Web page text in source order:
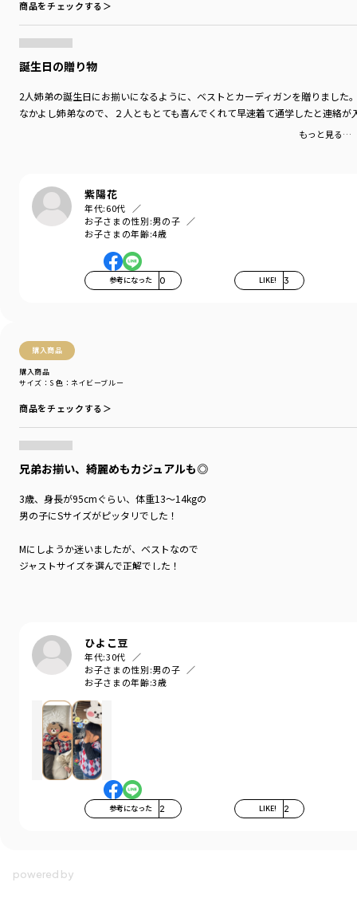
商品をチェックする＞
誕生日の贈り物
2人姉弟の誕生日にお揃いになるように、ベストとカーディガンを贈りました
なかよし姉弟なので、２人ともとても喜んでくれて早速着て通学したと連絡が
もっと見る…
紫陽花
年代:60代
お子さまの性別:男の子
お子さまの年齢:4歳
参考になった 0 LIKE! 3
購入商品
購入商品
サイズ：S 色：ネイビーブルー
商品をチェックする＞
兄弟お揃い、綺麗めもカジュアルも◎
3歳、身長が95cmぐらい、体重13〜14kgの
男の子にSサイズがピッタリでした！
Mにしようか迷いましたが、ベストなので
ジャストサイズを選んで正解でした！
ひよこ豆
年代:30代
お子さまの性別:男の子
お子さまの年齢:3歳
参考になった 2 LIKE! 2
カラー
性別タイプ
／BOY
商品番号